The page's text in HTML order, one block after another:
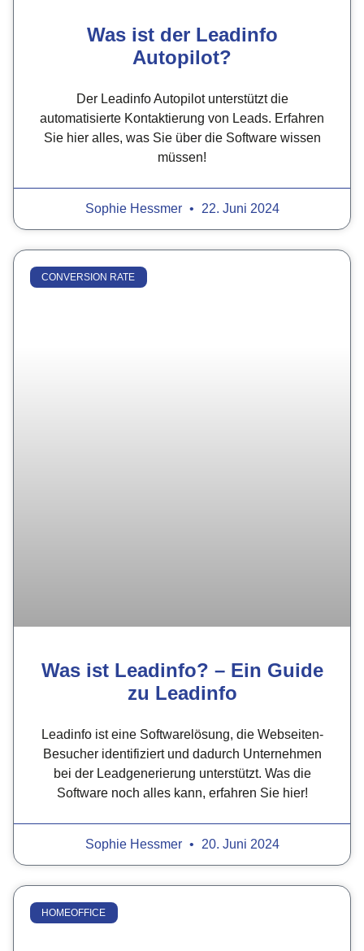
Was ist der Leadinfo
Autopilot?
Der Leadinfo Autopilot unterstützt die
automatisierte Kontaktierung von Leads. Erfahren
Sie hier alles, was Sie über die Software wissen
müssen!
Sophie Hessmer 22. Juni 2024
CONVERSION RATE
Was ist Leadinfo? – Ein Guide
zu Leadinfo
Leadinfo ist eine Softwarelösung, die Webseiten-
Besucher identifiziert und dadurch Unternehmen
bei der Leadgenerierung unterstützt. Was die
Software noch alles kann, erfahren Sie hier!
Sophie Hessmer 20. Juni 2024
HOMEOFFICE